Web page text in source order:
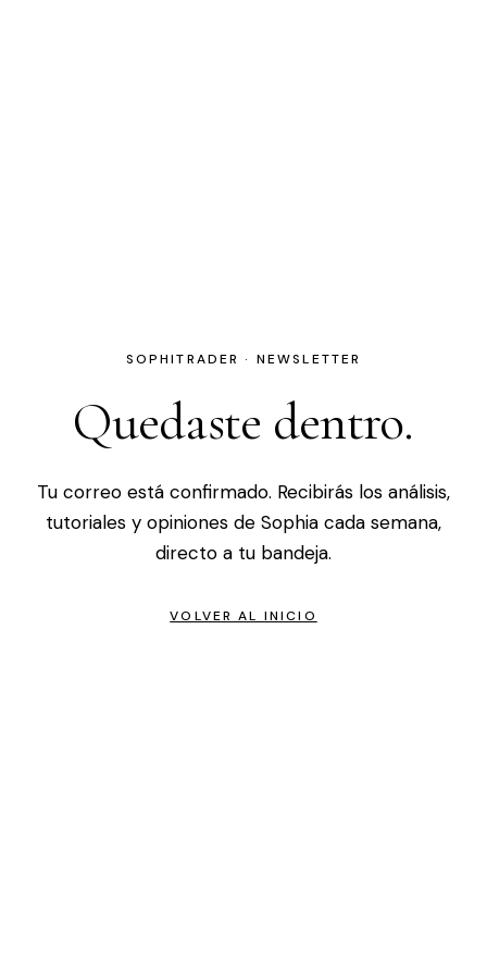
SOPHITRADER · NEWSLETTER
Quedaste dentro.
Tu correo está confirmado. Recibirás los análisis,
tutoriales y opiniones de Sophia cada semana,
directo a tu bandeja.
VOLVER AL INICIO